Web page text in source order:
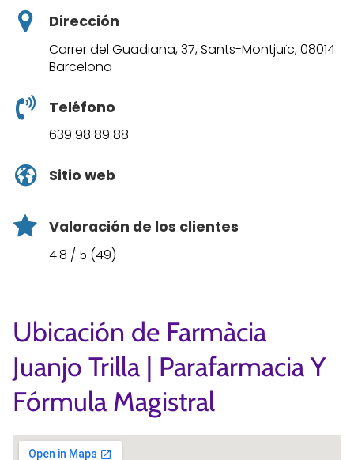
Dirección
Carrer del Guadiana, 37, Sants-Montjuïc, 08014
Barcelona
Teléfono
639 98 89 88
Sitio web
Valoración de los clientes
4.8 / 5 (49)
Ubicación de Farmàcia
Juanjo Trilla | Parafarmacia Y
Fórmula Magistral